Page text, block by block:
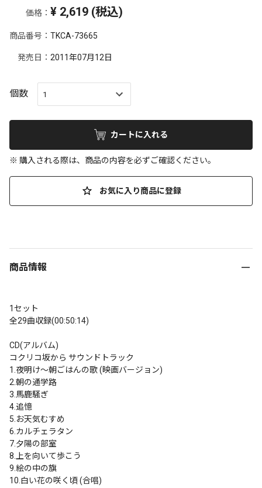
価格： ¥ 2,619 (税込)
商品番号： TKCA-73665
発売日： 2011年07月12日
個数
カートに入れる
※ 購入される際は、商品の内容を必ずご確認ください。
お気に入り商品に登録
商品情報
1セット
全29曲収録(00:50:14)
CD(アルバム)
コクリコ坂から サウンドトラック
1.夜明け～朝ごはんの歌 (映画バージョン)
2.朝の通学路
3.馬鹿騒ぎ
4.追憶
5.お天気むすめ
6.カルチェラタン
7.夕陽の部室
8.上を向いて歩こう
9.絵の中の旗
10.白い花の咲く頃 (合唱)